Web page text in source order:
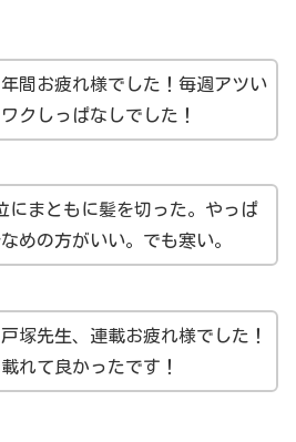
間お疲れ様でした！毎週アツい
クしっぱなしでした！
にまともに髪を切った。やっぱ
めの方がいい。でも寒い。
塚先生、連載お疲れ様でした！
れて良かったです！